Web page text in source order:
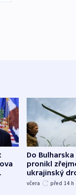
Do Bulharska
pronikl
ukrajinský
explodoval
včera před 14 h